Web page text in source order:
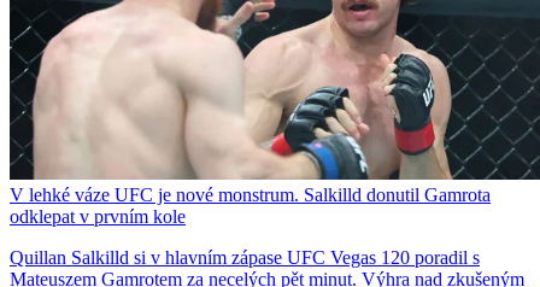
V lehké váze UFC je nové monstrum. Salkilld donutil Gamrota
odklepat v prvním kole
Quillan Salkilld si v hlavním zápase UFC Vegas 120 poradil s
Mateuszem Gamrotem za necelých pět minut. Výhra nad zkušeným